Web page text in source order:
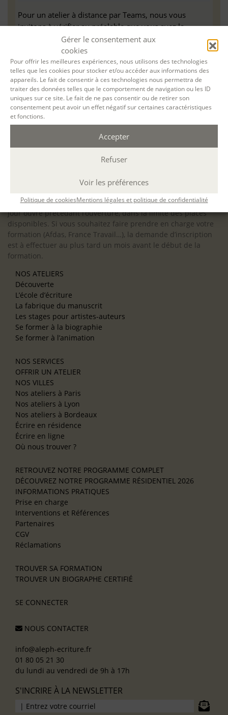
Gérer le consentement aux
cookies
Pour offrir les meilleures expériences, nous utilisons des technologies
telles que les cookies pour stocker et/ou accéder aux informations des
appareils. Le fait de consentir à ces technologies nous permettra de
traiter des données telles que le comportement de navigation ou les ID
uniques sur ce site. Le fait de ne pas consentir ou de retirer son
consentement peut avoir un effet négatif sur certaines caractéristiques
et fonctions.
Accepter
Refuser
Voir les préférences
Politique de cookiesMentions légales et politique de confidentialité
Pour un atelier à distance par Teams, nous vous
invitons à vérifier au préalable que vous avez la
configuration minimale requise pour pouvoir travailler
dans les meilleures conditions : Configuration
matérielle requise pourMicrosoft Teams | Microsoft
Learn
Accessibilité : ALEPH-ÉCRITURE est sensible à l’inclusion des
personnes en situation de handicap. Si vous avez besoin
d’un aménagement spécifique de programme, n’hésitez pas
à nous contacter en amont de votre inscription afin
supports, accessibilité de nos salles).
inscriptions à nos activités sont ouvertes jusqu’au dernier
jour ouvré précédant l’ouverture, dans la limite des places
disponibles. Si vous souhaitez faire prendre en charge votre
formation (Afdas, France Travail…), la demande d’inscription
est à effectuer au plus tard un mois avant le début de la
formation.
NOS ATELIERS
Découverte
L’école d’écriture
La fabrique du manuscrit
Les stages pour artistes-auteurs
Se former à la biographie
Se former à l’animation
NOS SERVICES
OFFRIR UN ATELIER
NOS VILLES
Nos ateliers à Paris
Nos ateliers à Lyon
Nos ateliers à Bordeaux
Écrire en résidence
Écrire en ligne
Où nous trouver ?
RETROUVEZ NOTRE PROGRAMME COMPLET
DÉCOUVREZ NOTRE PROGRAMME RÉSIDENTIEL 2026
INFORMATIONS PRATIQUES
Prise en charge
Interventions et Références
Partenaires
CGV
Réclamations
TROUVER SA FORMATION
TROUVER UN BIOGRAPHE CERTIFIÉ
SE CONNECTER
NOUS CONTACTER
info@aleph-ecriture.fr
01 80 05 21 30
du lundi au vendredi de 9h à 17h
S'INCRIRE À LA NEWSLETTER